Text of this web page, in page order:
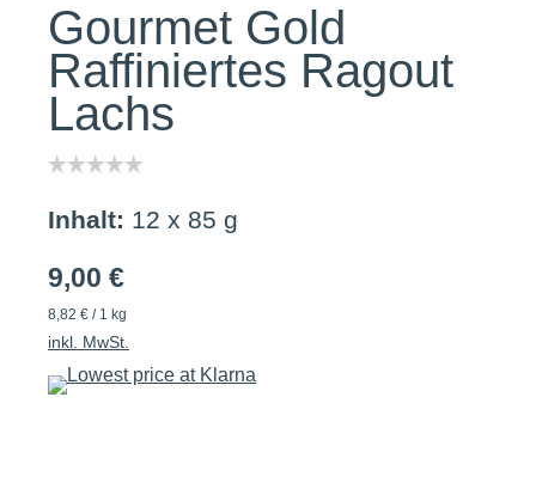
Gourmet Gold
Raffiniertes Ragout
Lachs
Inhalt: 12 x 85 g
9,00 €
8,82 € / 1 kg
inkl. MwSt.